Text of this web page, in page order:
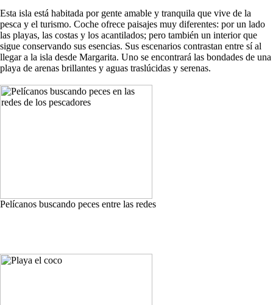
Esta isla está habitada por gente amable y tranquila que vive de la
pesca y el turismo. Coche ofrece paisajes muy diferentes: por un lado
las playas, las costas y los acantilados; pero también un interior que
sigue conservando sus esencias. Sus escenarios contrastan entre sí al
llegar a la isla desde Margarita. Uno se encontrará las bondades de una
playa de arenas brillantes y aguas traslúcidas y serenas.
Pelícanos buscando peces entre las redes